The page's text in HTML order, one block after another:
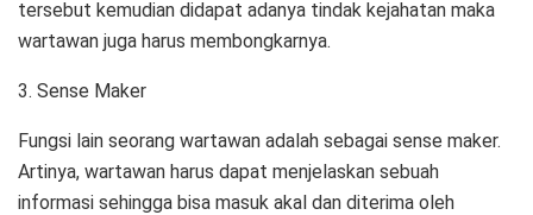
tersebut kemudian didapat adanya tindak kejahatan maka
wartawan juga harus membongkarnya.
3. Sense Maker
Fungsi lain seorang wartawan adalah sebagai sense maker.
Artinya, wartawan harus dapat menjelaskan sebuah
informasi sehingga bisa masuk akal dan diterima oleh